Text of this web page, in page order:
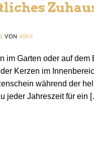
VON40K6
im Garten oder auf dem
Kerzen im
während der
jeder Jahreszeit für ein